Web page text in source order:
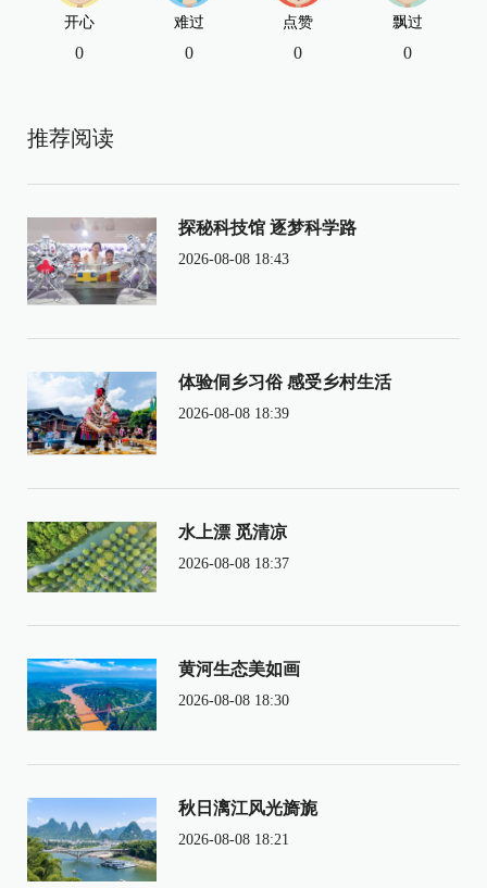
开心
0
难过
0
点赞
0
飘过
0
推荐阅读
探秘科技馆 逐梦科学路
2026-08-08 18:43
体验侗乡习俗 感受乡村生活
2026-08-08 18:39
水上漂 觅清凉
2026-08-08 18:37
黄河生态美如画
2026-08-08 18:30
秋日漓江风光旖旎
2026-08-08 18:21